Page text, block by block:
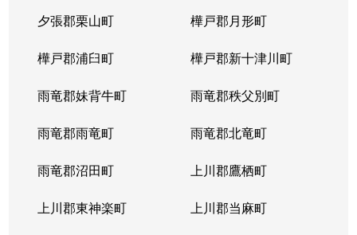
夕張郡栗山町 樺戸郡月形町
樺戸郡浦臼町 樺戸郡新十津川町
雨竜郡妹背牛町 雨竜郡秩父別町
雨竜郡雨竜町 雨竜郡北竜町
雨竜郡沼田町 上川郡鷹栖町
上川郡東神楽町 上川郡当麻町